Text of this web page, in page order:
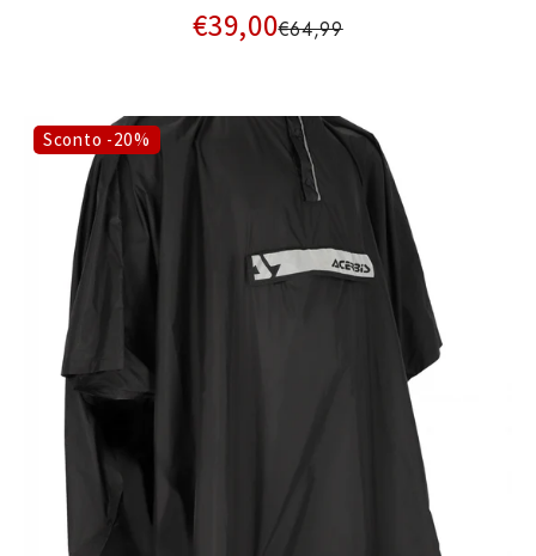
€39,00€64,99
Sconto -20%